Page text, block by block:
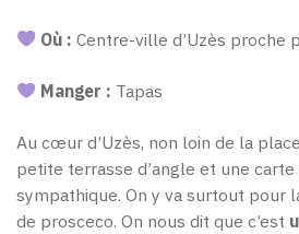
Où : Centre-ville d’Uzès proche
Manger : Tapas
Au cœur d’Uzès, non loin de la
petite terrasse d’angle et une
sympathique. On y va surtout pour
de prosceco. On nous dit que c’est